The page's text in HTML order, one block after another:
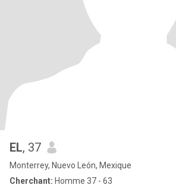
EL, 37
Monterrey, Nuevo León, Mexique
Cherchant: Homme 37 - 63